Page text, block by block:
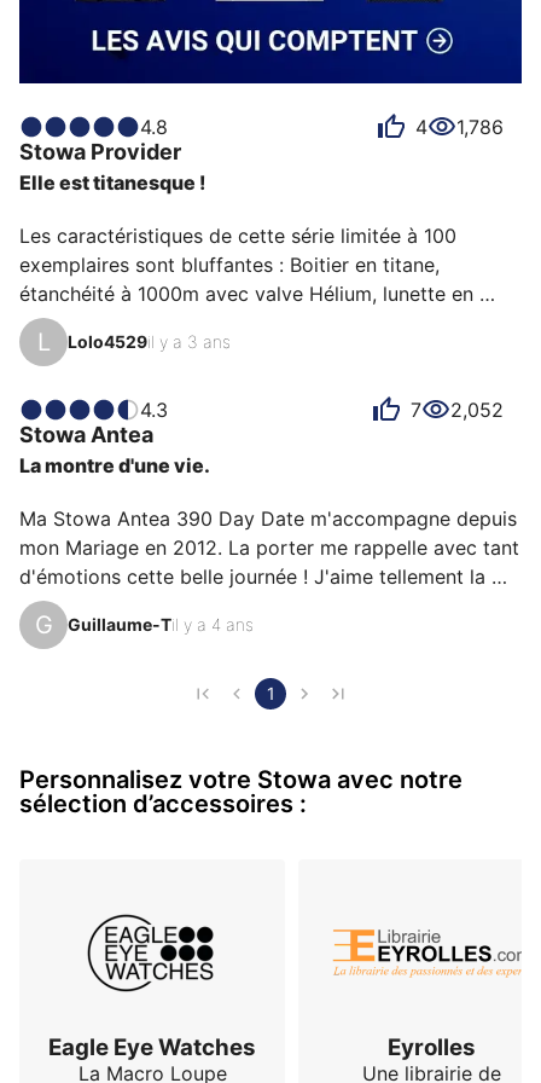
4.8 4 1,786
Stowa Provider
Elle est titanesque !
Les caractéristiques de cette série limitée à 100
exemplaires sont bluffantes : Boitier en titane,
étanchéité à 1000m avec valve Hélium, lunette en
céramique peinte à la main et mouvement ETA 2824-2
retravaillé par Stowa sur la précision, le tout pour un
caoutchouc type camouflage qui ajoute encore un
côté baroudeur à la montre. Elle est imposante au
poignet mais hyper légère. Son fond de cadran gris
et j…
L Lolo4529il y a 3 ans
4.3 7 2,052
Stowa Antea
La montre d'une vie.
Ma Stowa Antea 390 Day Date m'accompagne depuis
mon Mariage en 2012. La porter me rappelle avec tant
d'émotions cette belle journée ! J'aime tellement la
pureté de ses lignes, sa lisibilité, son cadran argenté et
ses aiguilles bleuies, qui passent du noir au bleu clair
quasiment spéciale, offrant l'affichage Day et Date et
l'affichage des jours (en allemand, nat…
G Guillaume-Til y a 4 ans
1
Personnalisez votre Stowa avec notre
sélection d’accessoires :
Eagle Eye Watches
La Macro Loupe
Eyrolles
Une librairie de